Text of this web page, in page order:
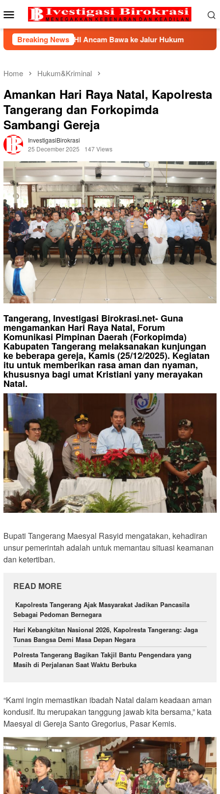
to
Mobile
Menu
Breaking News
Ancam Bawa ke Jalur Hukum Kemnaker
Home Hukum&Kriminal
Amankan Hari Raya Natal, Kapolresta
Tangerang dan Forkopimda
Sambangi Gereja
InvestigasiBirokrasi
25 December 2025
147 Views
Tangerang, Investigasi Birokrasi.net- Guna
mengamankan Hari Raya Natal, Forum
Komunikasi Pimpinan Daerah (Forkopimda)
Kabupaten Tangerang melaksanakan kunjungan
ke beberapa gereja, Kamis (25/12/2025). Kegiatan
itu untuk memberikan rasa aman dan nyaman,
khususnya bagi umat Kristiani yany merayakan
Natal.
Bupati Tangerang Maesyal Rasyid mengatakan, kehadiran
unsur pemerintah adalah untuk memantau situasi keamanan
dan ketertiban.
READ MORE
Kapolresta Tangerang Ajak Masyarakat Jadikan Pancasila
Sebagai Pedoman Bernegara
Hari Kebangkitan Nasional 2026, Kapolresta Tangerang: Jaga
Tunas Bangsa Demi Masa Depan Negara
Polresta Tangerang Bagikan Takjil Bantu Pengendara yang
Masih di Perjalanan Saat Waktu Berbuka
“Kami ingin memastikan ibadah Natal dalam keadaan aman
kondusif. Itu merupakan tanggung jawab kita bersama,” kata
Maesyal di Gereja Santo Gregorius, Pasar Kemis.